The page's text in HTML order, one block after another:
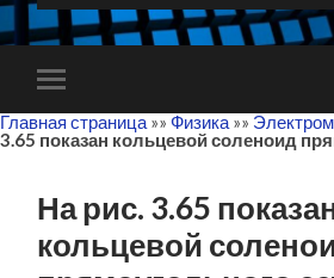
Главная страница »» Физика »»
3.65 показан кольцевой соленоид
На рис. 3.65
кольцевой